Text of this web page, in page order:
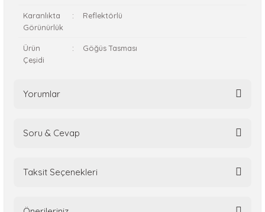
Karanlıkta
Görünürlük
: Reflektörlü
Ürün
Çeşidi
: Göğüs Tasması
Yorumlar
Soru & Cevap
Taksit Seçenekleri